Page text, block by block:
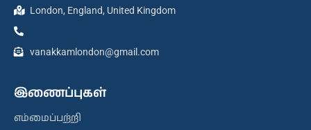
London, England, United Kingdom
vanakkamlondon@gmail.com
இணைப்புகள்
எம்மைப்பற்றி